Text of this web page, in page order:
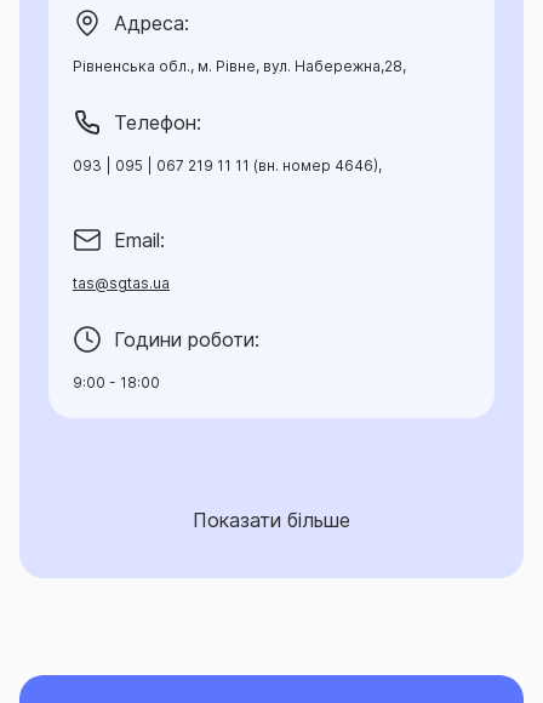
Адреса:
Рівненська обл., м. Рівне, вул. Набережна,28,
Телефон:
093 | 095 | 067 219 11 11 (вн. номер 4646),
Email:
tas@sgtas.ua
Години роботи:
9:00 - 18:00
Показати більше